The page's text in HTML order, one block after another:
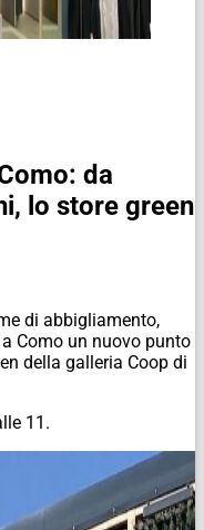
da
lo store green
di abbigliamento,
Como un nuovo punto
della galleria Coop di
11.